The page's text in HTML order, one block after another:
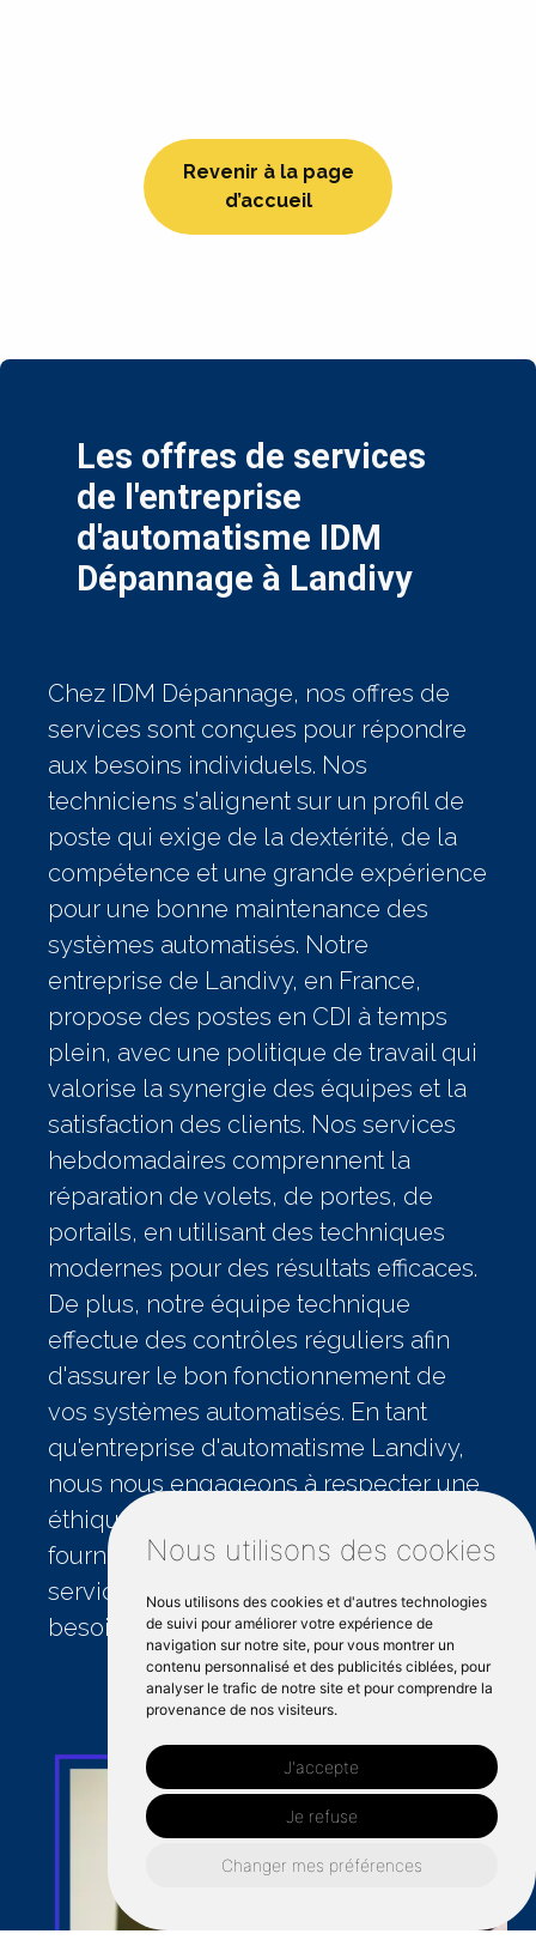
Nous utilisons des cookies
Nous utilisons des cookies et d'autres technologies
de suivi pour améliorer votre expérience de
navigation sur notre site, pour vous montrer un
contenu personnalisé et des publicités ciblées, pour
analyser le trafic de notre site et pour comprendre la
provenance de nos visiteurs.
J'accepte
Je refuse
Changer mes préférences
Revenir à la page
d’accueil
Les offres de services
de l'entreprise
d'automatisme IDM
Dépannage à Landivy
Chez IDM Dépannage, nos offres de
services sont conçues pour répondre
aux besoins individuels. Nos
techniciens s'alignent sur un profil de
poste qui exige de la dextérité, de la
compétence et une grande expérience
pour une bonne maintenance des
systèmes automatisés. Notre
entreprise de Landivy, en France,
propose des postes en CDI à temps
plein, avec une politique de travail qui
valorise la synergie des équipes et la
satisfaction des clients. Nos services
hebdomadaires comprennent la
réparation de volets, de portes, de
portails, en utilisant des techniques
modernes pour des résultats efficaces.
De plus, notre équipe technique
effectue des contrôles réguliers afin
d'assurer le bon fonctionnement de
vos systèmes automatisés. En tant
qu'entreprise d'automatisme Landivy,
nous nous engageons à respecter une
éthique de travail professionnelle, à
fournir une gamme remarquable de
services et à donner la priorité aux
besoins des clients.